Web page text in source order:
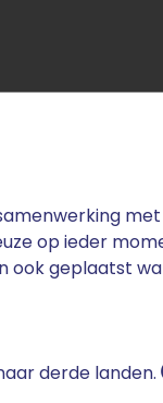
op ieder
ook geplaatst
derde landen.